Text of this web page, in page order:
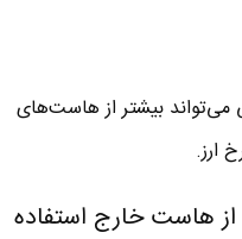
بیشتر از هاست‌های
ارز.
هاست خارج استفاده